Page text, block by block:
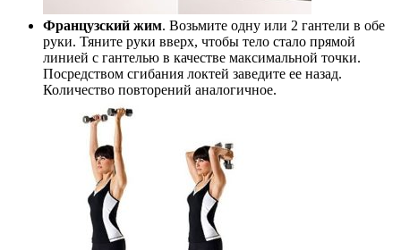
Французский жим. Возьмите одну или 2 гантели в обе
руки. Тяните руки вверх, чтобы тело стало прямой
линией с гантелью в качестве максимальной точки.
Посредством сгибания локтей заведите ее назад.
Количество повторений аналогичное.